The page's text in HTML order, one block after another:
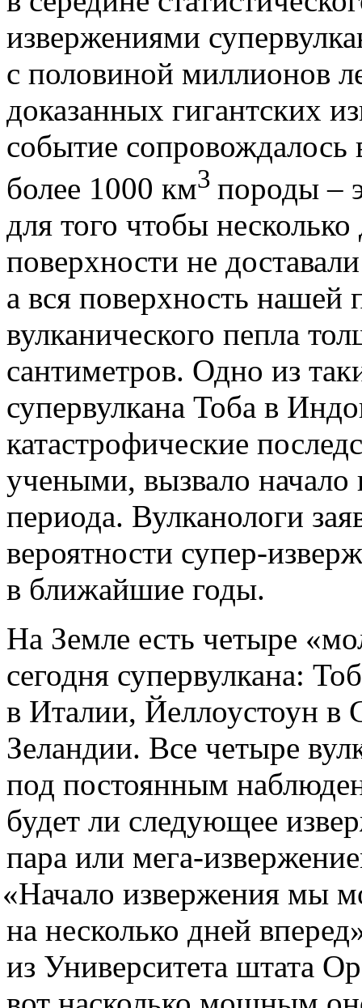
извержениями
с половиной миллионов
доказанных гигантских
событие
более 1000 км3 породы –
для того чтобы
поверхности не
а вся поверхность
вулканического пепла
сантиметров. Одно из
супервулкана Тоба в
катастрофические
учеными, вызвало начало
периода. Вулканологи
вероятности супер-
в ближайшие годы.
На Земле есть четыре «
сегодня супервулкана:
в Италии, Йеллоустоун
Зеландии. Все четыре
под постоянным
будет ли следующее
пара или мега-
«Начало извержения мы
на несколько дней
из Университета штата